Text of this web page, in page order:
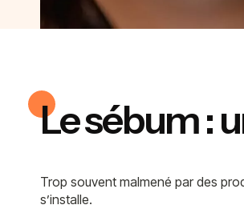
Le sébum :
Trop souvent malmené par des
s’installe.